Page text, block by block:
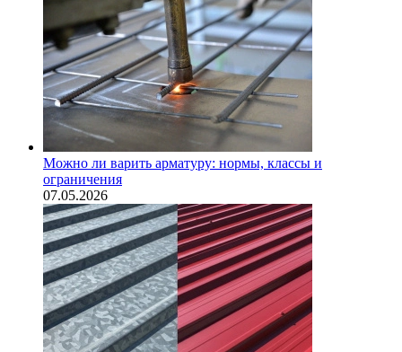
Можно ли варить арматуру: нормы, классы и
ограничения
07.05.2026